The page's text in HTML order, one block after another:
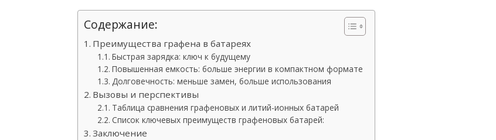
Содержание:
Преимущества графена в батареях
Быстрая зарядка: ключ к будущему
Повышенная емкость: больше энергии в компактном формате
Долговечность: меньше замен, больше использования
Вызовы и перспективы
Таблица сравнения графеновых и литий-ионных батарей
Список ключевых преимуществ графеновых батарей:
Заключение